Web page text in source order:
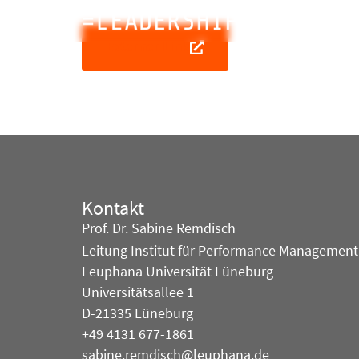
Kontakt
Prof. Dr. Sabine Remdisch
Leitung Institut für Performance Management
Leuphana Universität Lüneburg
Universitätsallee 1
D-21335 Lüneburg
+49 4131 677-1861
sabine.remdisch@leuphana.de